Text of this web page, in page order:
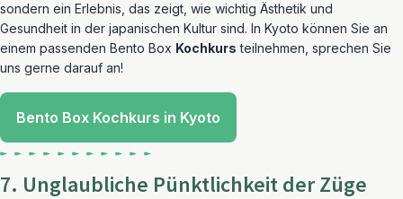
sondern ein Erlebnis, das zeigt, wie wichtig Ästhetik und
Gesundheit in der japanischen Kultur sind. In Kyoto können Sie an
einem passenden Bento Box Kochkurs teilnehmen, sprechen Sie
uns gerne darauf an!
Bento Box Kochkurs in Kyoto
7. Unglaubliche Pünktlichkeit der Züge